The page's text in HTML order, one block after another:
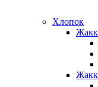
Хлопок